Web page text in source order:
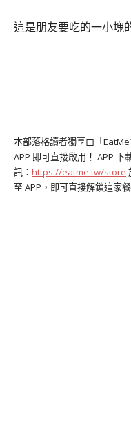
這是朋友要吃的一小塊
本部落格讀者獨享由「
APP 即可直接啟用！ APP 下
訊： https://eatme.tw/store
至 APP，即可直接解鎖這家